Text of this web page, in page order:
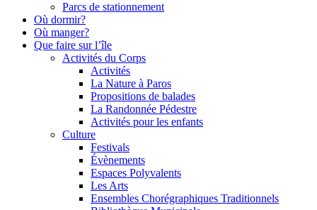
Parcs de stationnement
Où dormir?
Où manger?
Que faire sur l’île
Activités du Corps
Activités
La Nature à Paros
Propositions de balades
La Randonnée Pédestre
Activités pour les enfants
Culture
Festivals
Évènements
Espaces Polyvalents
Les Arts
Ensembles Chorégraphiques Traditionnels